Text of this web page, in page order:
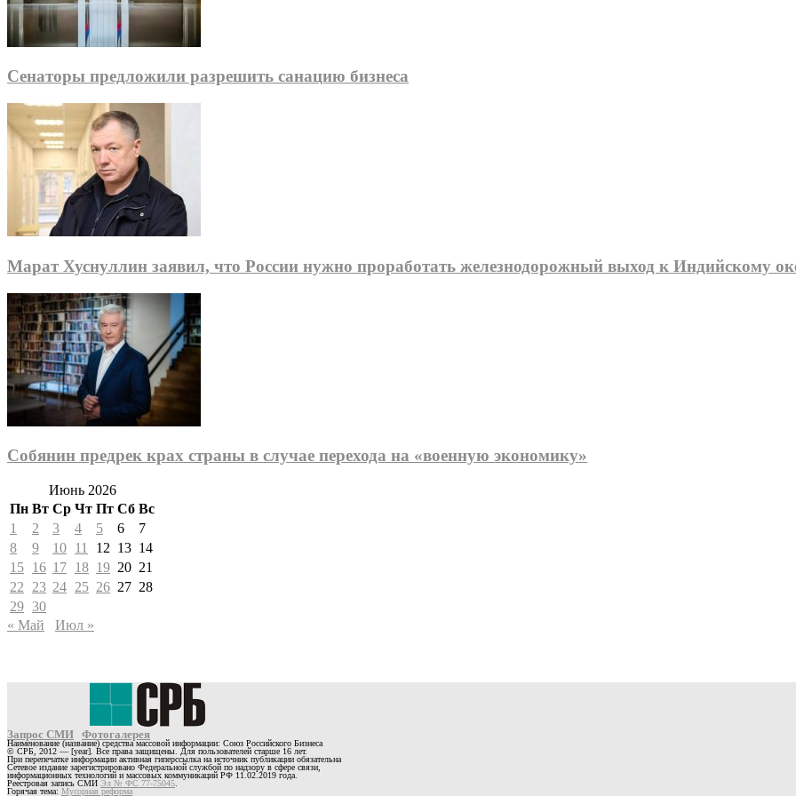
Сенаторы предложили разрешить санацию бизнеса
Марат Хуснуллин заявил, что России нужно проработать железнодорожный выход к Индийскому
Собянин предрек крах страны в случае перехода на «военную экономику»
Июнь 2026
Пн Вт Ср Чт Пт Сб Вс
1
2 3 4 5 6
7
8
9 10 11 12 13 14
15 16 17 18 19 20 21
22
23 24 25 26 27 28
29 30
« Май
Июл »
Запрос СМИ Фотогалерея
Наименование (название) средства массовой информации: Союз Российского Бизнеса
© СРБ, 2012 — [year]. Все права защищены. Для пользователей старше 16 лет.
При перепечатке информации активная гиперссылка на источник публикации обязательна
Сетевое издание зарегистрировано Федеральной службой по надзору в сфере связи,
информационных технологий и массовых коммуникаций РФ 11.02.2019 года.
Реестровая запись СМИ Эл № ФС 77-75045
Горячая тема: Мусорная реформа